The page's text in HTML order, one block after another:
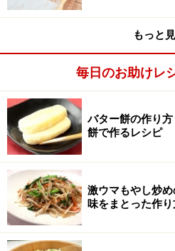
混ぜ加減は、粉に水が行き渡
間にして30秒程度
もっと
毎日のお助けレ
バター餅の作り
餅で作るレシピ
激ウマもやし炒
味をまとった作り